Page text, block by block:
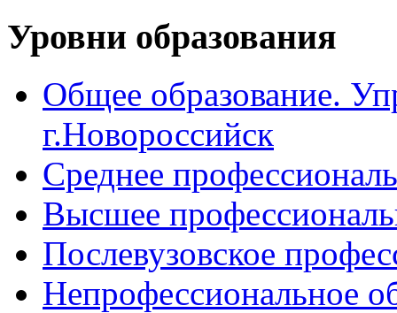
Уровни образования
Общее образование.
г.Новороссийск
Среднее
Высшее
Послевузовское
Непрофессиональное